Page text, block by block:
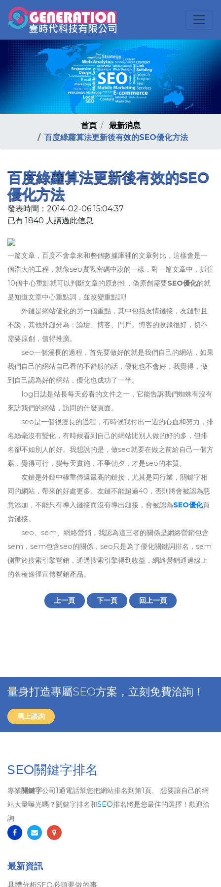
首頁
最新消息
百度綠蘿算法更新後有效的SEO優化方法
百度綠蘿算法更新後有效的SEO
優化方法
發表時間：2014-02-06 15:04:37
已有 1840 人讀過此信息
一篇文章，百度不會拿來和整個數據庫裡的文章對比，這樣會是一
個浩大的工程，就像seo實戰密碼中說的一樣，對一篇文章中，抓住
10個中心重點就可以判斷文章的原創性，偽原創需要SEO優化的就
是知道文章中心重點詞，並改變重點詞!
外鏈是網站優化的另一個重點，其中包括友情鏈接，友鏈暫且
不談，其他外鏈分為：論壇、博客、門戶。博客的收錄很好，切不
需要原創，值得推廣。
seo一個漫長的過程，首先要做好的就是我們自己的網站，如果
我們自己的網站自己看的不舒服的話，優化也不會好，我覺得，做
到自己認為好的網站，優化也成功了一半。
log日誌是站長每天必看的文件之一，它能告訴我們蜘蛛有沒有
來訪我們的網站，訪問的什麼頁面。
seo是一個很漫長的過程，有時候我付出一週的心血和努力，排
名絲毫沒有變化，有時候看到自己的網站比別人做的好的多，但排
名卻不如別人的好。我想說的是，做seo就要在做之前給自己一個方
案，覺得可行，變每天實施，不爭朝夕，才是seo的本質。
友鏈是外鏈中權重傳遞最高的鏈接，尤其是同行業，關鍵字相
同的網站，帶來的好處更多。友鏈不能超過40，否則將會被認為惡
意添加，不能只有導入鏈接而沒有導出鏈接，會被認為SEO優化買
賣鏈接。
seo、sem、網絡營銷，我認為這三者的關係是網絡營銷包含
sem，sem包含seo的關係，seo只是為了優化關鍵詞排名，sem
側重於搜索引擎營銷，通過搜索引擎得到收益，網絡營銷通過線上
的各種途徑宣傳營銷產品。
上一頁 下一頁 回上一頁
量身打造專屬SEO方案，立刻免費洽詢！
馬上諮詢
SEO關鍵字排名
專業關鍵字公司1通電話幫您把網站排名到第1頁、 想要讓自己的網
站大量曝光嗎？關鍵字排名和SEO排名將是您最佳的選擇！歡迎洽
詢
最新資訊
具體分析SEO必須要做的事